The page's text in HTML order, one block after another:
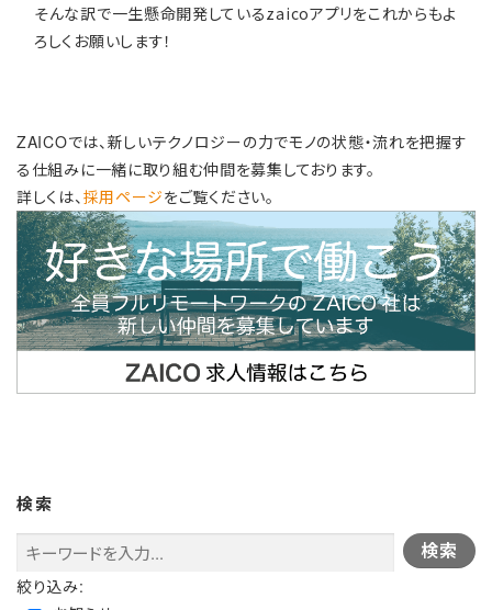
そんな訳で一生懸命開発しているzaicoアプリをこれからもよ
ろしくお願いします！
ZAICOでは、新しいテクノロジーの力でモノの状態・流れを把握す
る仕組みに一緒に取り組む仲間を募集しております。
詳しくは、 採用ページをご覧ください。
検索
絞り込み: